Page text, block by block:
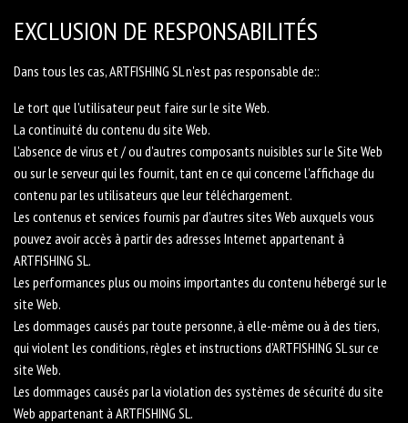
EXCLUSION DE RESPONSABILITÉS
Dans tous les cas, ARTFISHING SL n'est pas responsable de::
Le tort que l'utilisateur peut faire sur le site Web.
La continuité du contenu du site Web.
L'absence de virus et / ou d'autres composants nuisibles sur le Site Web
ou sur le serveur qui les fournit, tant en ce qui concerne l'affichage du
contenu par les utilisateurs que leur téléchargement.
Les contenus et services fournis par d'autres sites Web auxquels vous
pouvez avoir accès à partir des adresses Internet appartenant à
ARTFISHING SL.
Les performances plus ou moins importantes du contenu hébergé sur le
site Web.
Les dommages causés par toute personne, à elle-même ou à des tiers,
qui violent les conditions, règles et instructions d'ARTFISHING SL sur ce
site Web.
Les dommages causés par la violation des systèmes de sécurité du site
Web appartenant à ARTFISHING SL.